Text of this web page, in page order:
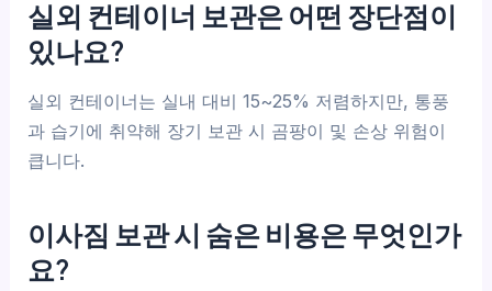
실외 컨테이너 보관은 어떤 장단점이
있나요?
실외 컨테이너는 실내 대비 15~25% 저렴하지만, 통풍
과 습기에 취약해 장기 보관 시 곰팡이 및 손상 위험이
큽니다.
이사짐 보관 시 숨은 비용은 무엇인가
요?